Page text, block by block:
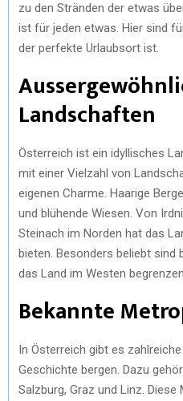
zu den Stränden der etwas
ist für jeden etwas. Hier sind
der perfekte Urlaubsort ist.
Landschaften
Österreich ist ein idyllisches
mit einer Vielzahl von
eigenen Charme. Haarige
und blühende Wiesen. Von
Steinach im Norden hat das
bieten. Besonders beliebt sind
das Land im Westen begrenzen.
Bekannte
In Österreich gibt es
Geschichte bergen. Dazu
Salzburg, Graz und Linz.